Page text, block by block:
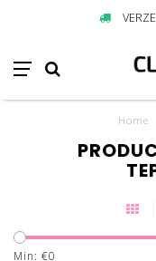
Home
Min: €0